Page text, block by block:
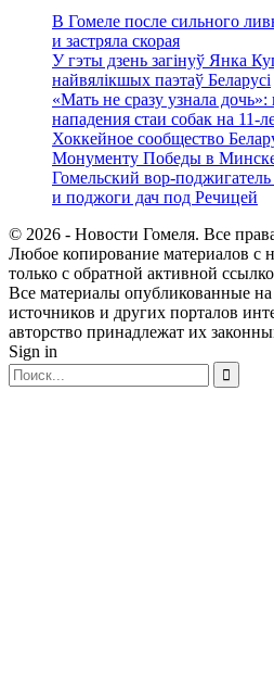
В Гомеле после сильного
и застряла скорая
У гэты дзень загінуў Янка
найвялікшых паэтаў Беларусі
«Мать не сразу узнала
нападения стаи собак на 11-
Хоккейное сообщество
Монументу Победы в
Гомельский вор-
и поджоги дач под Речицей
© 2026 - Новости Гомеля. Все
Любое копирование материалов с
только с обратной активной
Все материалы опубликованные
источников и других порталов
авторство принадлежат их
Sign in